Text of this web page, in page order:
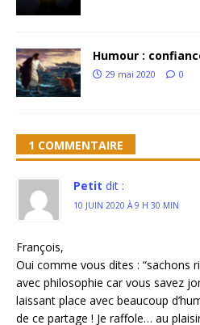
Humour :
29 mai 2020 0
1 COMMENTAIRE
Petit dit :
10 JUIN 2020 À 9 H 30 MIN
François,
Oui comme vous dites : “sachons
avec philosophie car vous savez
laissant place avec beaucoup
de ce partage ! Je raffole… au